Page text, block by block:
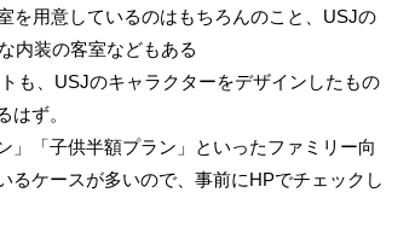
を用意しているのはもちろんのこと、USJの
内装の客室などもある
も、USJのキャラクターをデザインしたもの
はず。
」「子供半額プラン」といったファミリー向
るケースが多いので、事前にHPでチェックし